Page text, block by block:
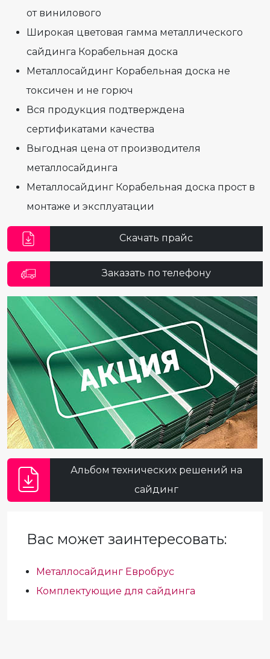
от винилового
Широкая цветовая гамма металлического
сайдинга Корабельная доска
Металлосайдинг Корабельная доска не
токсичен и не горюч
Вся продукция подтверждена
сертификатами качества
Выгодная цена от производителя
металлосайдинга
Металлосайдинг Корабельная доска прост в
монтаже и эксплуатации
Скачать прайс
Заказать по телефону
Альбом технических решений на
сайдинг
Вас может заинтересовать:
Металлосайдинг Евробрус
Комплектующие для сайдинга